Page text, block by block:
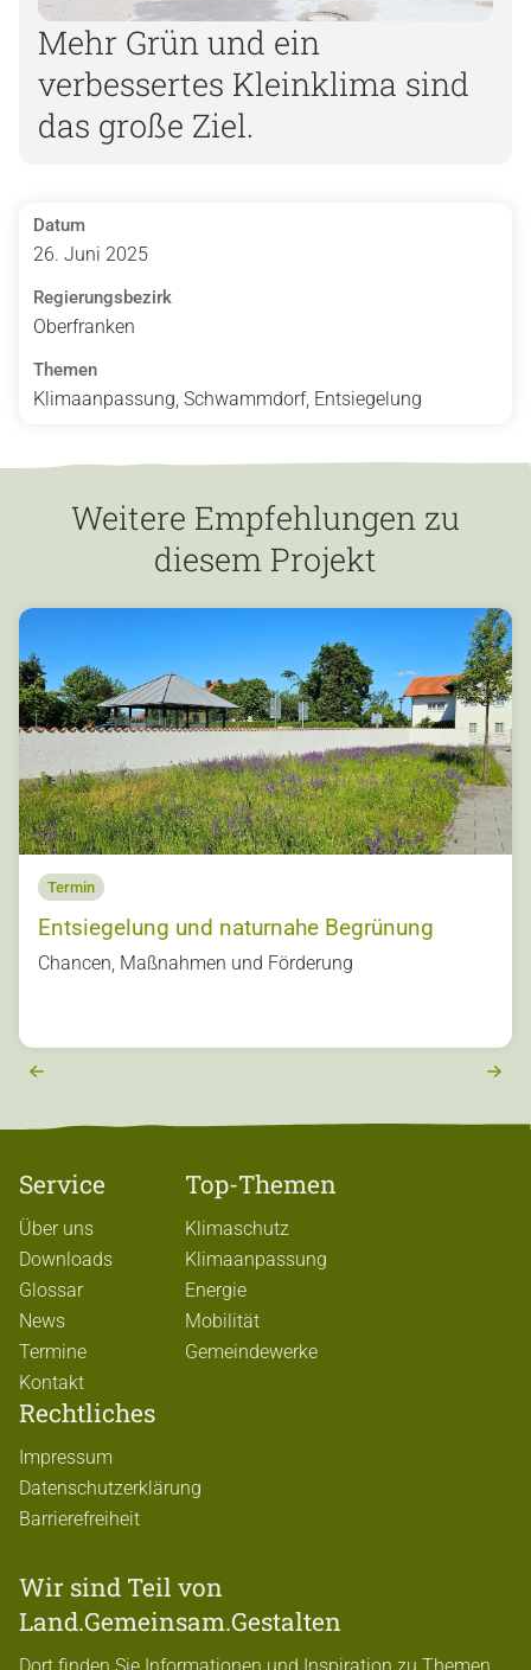
Mehr Grün und ein
verbessertes Kleinklima sind
das große Ziel.
Datum
26. Juni 2025
Regierungsbezirk
Oberfranken
Themen
Klimaanpassung, Schwammdorf, Entsiegelung
Weitere Empfehlungen zu
diesem Projekt
r
u
Termin
Entsiegelung und naturnahe Begrünung
Chancen, Maßnahmen und Förderung
Service
Über uns
Downloads
Glossar
News
Termine
Kontakt
Top-Themen
Klimaschutz
Klimaanpassung
Energie
Mobilität
Gemeindewerke
Rechtliches
Impressum
Datenschutzerklärung
Barrierefreiheit
Wir sind Teil von
Land.Gemeinsam.Gestalten